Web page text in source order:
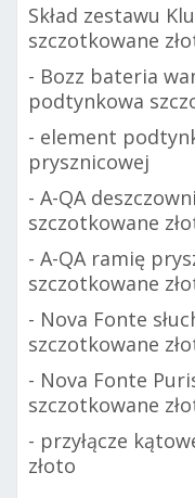
Skład zestawu
szczotkowane
- Bozz bateria
podtynkowa
- element
prysznicowej
- A-QA
szczotkowane
- A-QA ramię
szczotkowane
- Nova Fonte
szczotkowane
- Nova Fonte
szczotkowane
- przyłącze
złoto